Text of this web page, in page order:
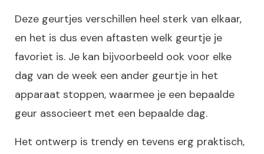
Deze geurtjes verschillen heel sterk van elkaar,
en het is dus even aftasten welk geurtje je
favoriet is. Je kan bijvoorbeeld ook voor elke
dag van de week een ander geurtje in het
apparaat stoppen, waarmee je een bepaalde
geur associeert met een bepaalde dag.
Het ontwerp is trendy en tevens erg praktisch,